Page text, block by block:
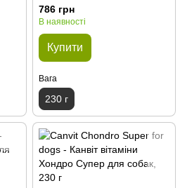
786 грн
В наявності
Купити
Вага
230 г